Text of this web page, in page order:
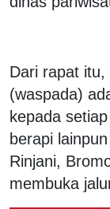
Dari rapat itu,
(waspada)
kepada
berapi
Rinjani,
membuka